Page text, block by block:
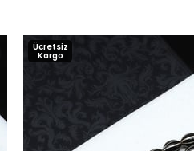
Ücretsiz
Kargo